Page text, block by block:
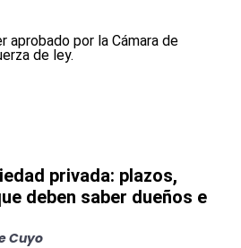
privada: plazos,
deben saber dueños e
Cuyo